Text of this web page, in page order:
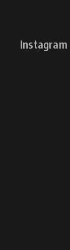
Instagram